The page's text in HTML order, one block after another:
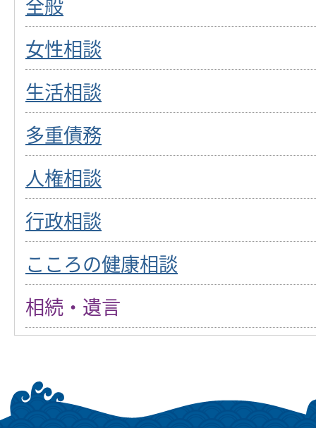
女性相談
生活相談
多重債務
人権相談
行政相談
こころの健康相談
相続・遺言